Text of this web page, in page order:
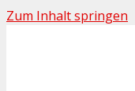
Zum Inhalt springen